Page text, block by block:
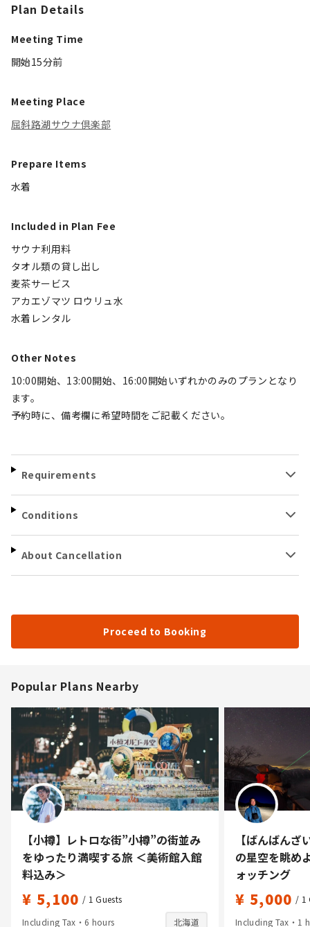
Plan Details
Meeting Time
開始15分前
Meeting Place
屈斜路湖サウナ倶楽部
Prepare Items
水着
Included in Plan Fee
サウナ利用料
タオル類の貸し出し
麦茶サービス
アカエゾマツ ロウリュ水
水着レンタル
Other Notes
10:00開始、13:00開始、16:00開始いずれかのみのプランとなり
ます。
予約時に、備考欄に希望時間をご記載ください。
Requirements
Conditions
About Cancellation
Proceed to Booking
Popular Plans Nearby
【小樽】レトロな街”小樽”の街並み
をゆったり満喫する旅 ＜美術館入館
料込み＞
¥ 5,100 / 1 Guests
Including Tax・6 hours
北海道
【ばんばん
の星空を眺め
ォッチング
¥ 5,000 / 1
Including Tax・1